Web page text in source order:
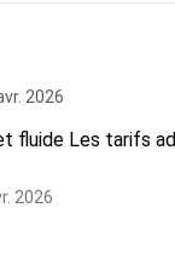
2026
fluide Les tarifs
2026